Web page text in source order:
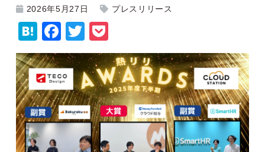
2026年5月27日 プレスリリース
H
at
e
n
a
F
a
c
e
b
o
T
wi
tt
er
o
c
k
et